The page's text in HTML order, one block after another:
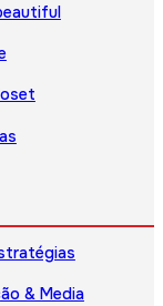
& Media